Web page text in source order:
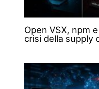
Open VSX, npm
crisi della supply